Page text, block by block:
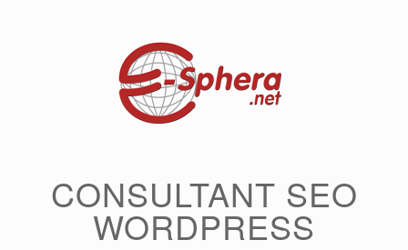
CONSULTANT SEO
WORDPRESS